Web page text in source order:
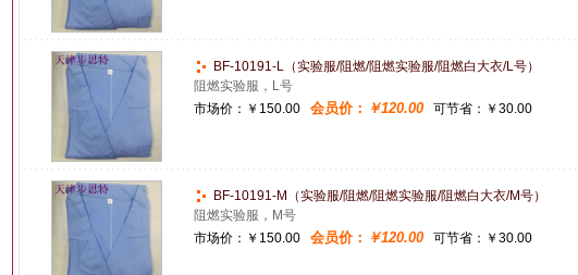
BF-10191-L（实验服/阻燃/阻燃实验服/阻燃白大衣/L号）
阻燃实验服，L号
市场价： ￥150.00 会员价： ￥120.00 可节省：￥30.00
BF-10191-M（实验服/阻燃/阻燃实验服/阻燃白大衣/M号）
阻燃实验服，M号
市场价： ￥150.00 会员价： ￥120.00 可节省：￥30.00